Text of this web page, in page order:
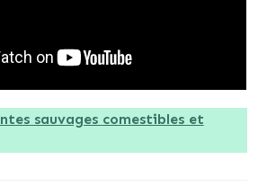
sauvages comestibles et